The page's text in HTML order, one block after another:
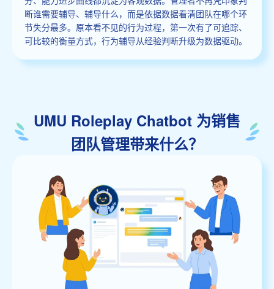
断谁需要辅导、辅导什么，而是依据数据看清团队在哪个环
节失分最多。原本看不见的行为过程，第一次有了可追踪、
可比较的衡量方式，行为辅导从经验判断升级为数据驱动。
UMU Roleplay Chatbot 为销售
团队管理带来什么？